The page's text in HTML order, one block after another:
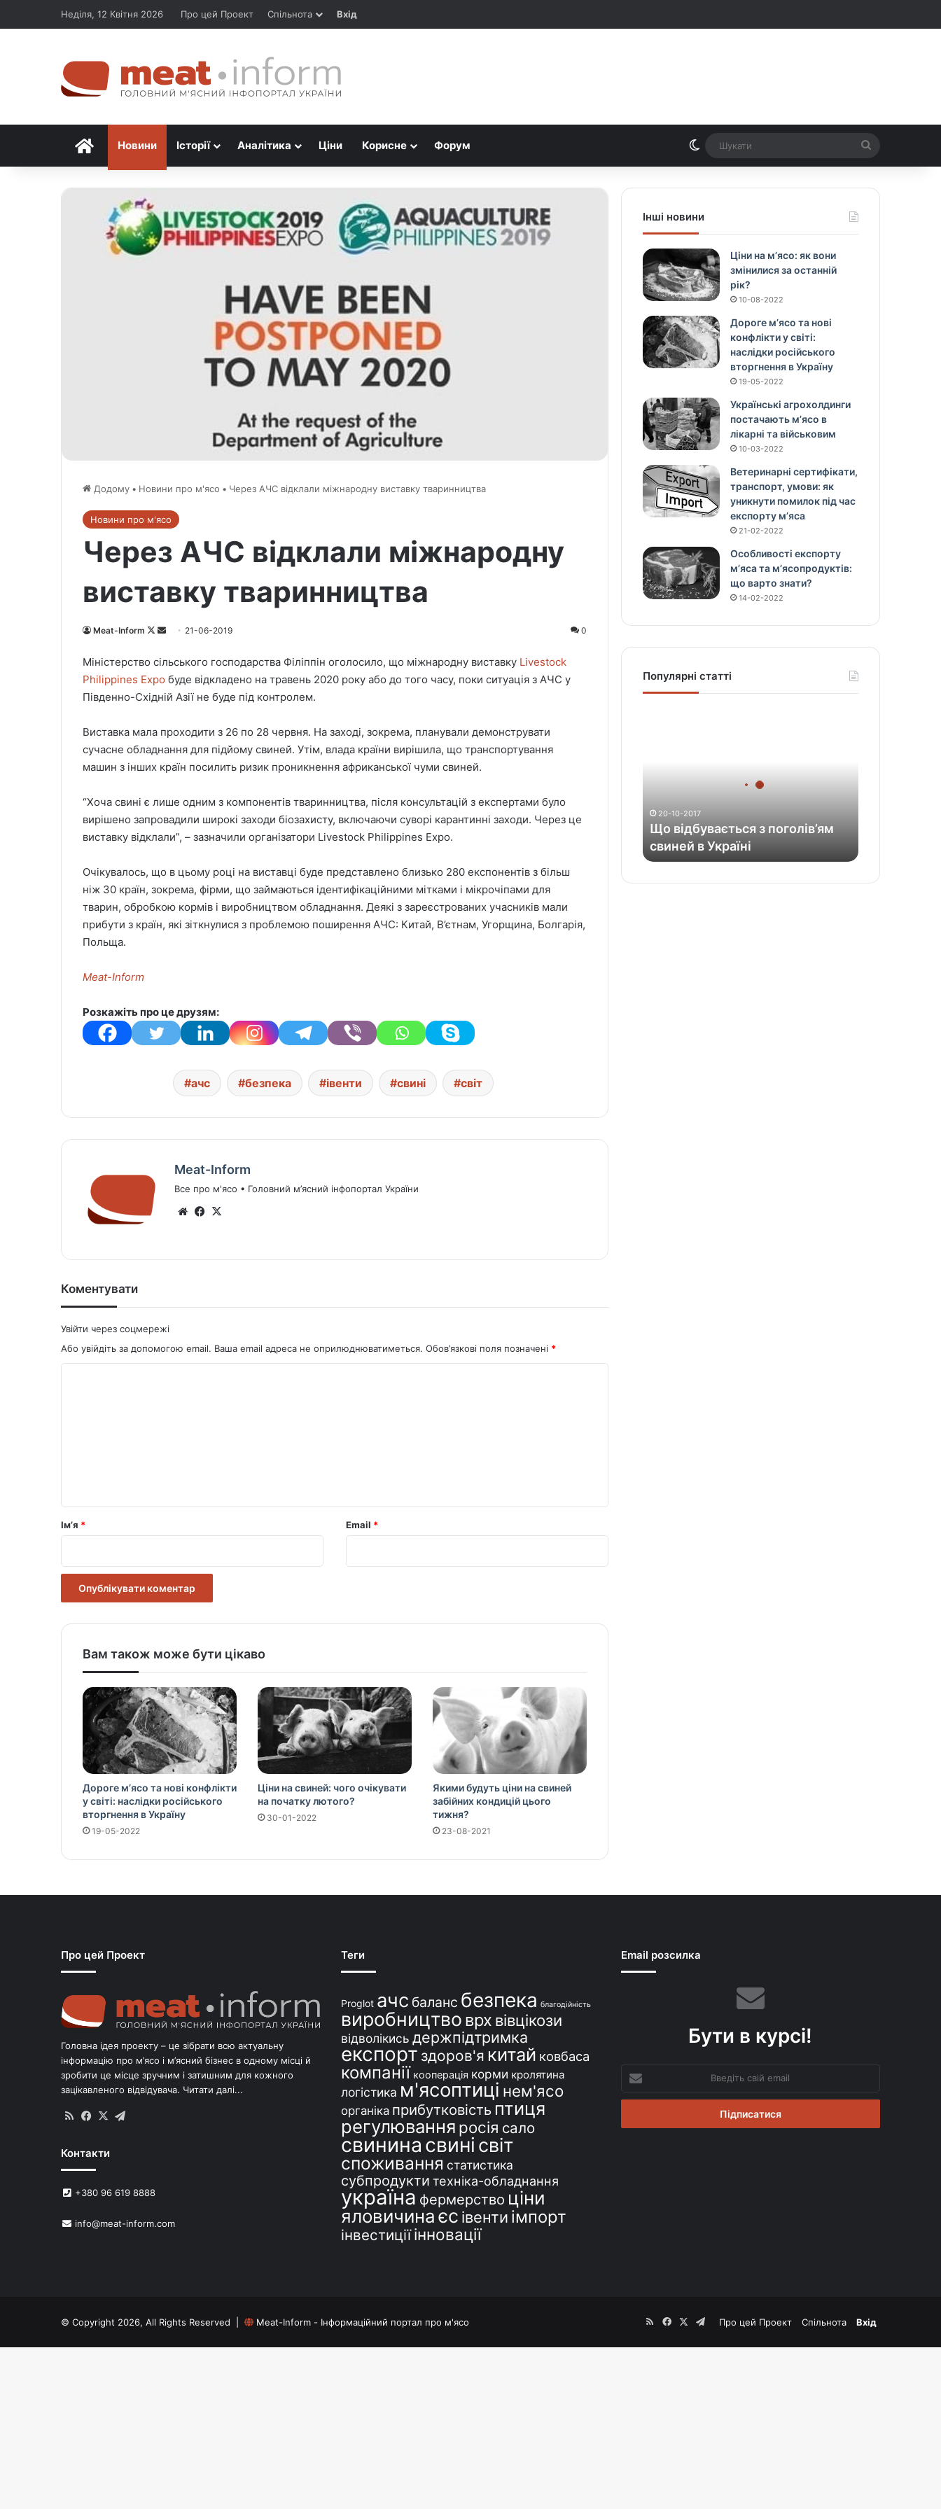
Неділя, 12 Квітня 2026 Про цей Проект Спільнота Вхід
ГоловнаНовини Історії Аналітика Ціни Корисне Форум Switch skin
Додому • Новини про м'ясо • Через АЧС відклали міжнародну виставку тваринництва
Новини про м'ясо
Через АЧС відклали міжнародну
виставку тваринництва
Meat-Inform
F
l
l
o
o
n
X
n
d
a
e
m
a
l
21-06-2019 0
Міністерство сільського господарства Філіппін оголосило, що міжнародну виставку Livestock
Philippines Expo буде відкладено на травень 2020 року або до того часу, поки ситуація з АЧС у
Південно-Східній Азії не буде під контролем.
Виставка мала проходити з 26 по 28 червня. На заході, зокрема, планували демонструвати
сучасне обладнання для підйому свиней. Утім, влада країни вирішила, що транспортування
машин з інших країн посилить ризик проникнення африканської чуми свиней.
“Хоча свині є лише одним з компонентів тваринництва, після консультацій з експертами було
вирішено запровадили широкі заходи біозахисту, включаючи суворі карантинні заходи. Через це
виставку відклали”, – зазначили організатори Livestock Philippines Expo.
Очікувалось, що в цьому році на виставці буде представлено близько 280 експонентів з більш
ніж 30 країн, зокрема, фірми, що займаються ідентифікаційними мітками і мікрочіпами для
тварин, обробкою кормів і виробництвом обладнання. Деякі з зареєстрованих учасників мали
прибути з країн, які зіткнулися з проблемою поширення АЧС: Китай, В’єтнам, Угорщина, Болгарія,
Польща.
Meat-Inform
Розкажіть про це друзям:
ачс безпека івенти свині світ
Meat-Inform
Все про м'ясо • Головний м’ясний інфопортал України
We Fa
ok
Коментувати
Увійти через соцмережі
Або увійдіть за допомогою email. Ваша email адреса не оприлюднюватиметься. Обов’язкові поля позначені *
р
Ім’я * Email *
Вам також може бути цікаво
Дороге м’ясо та нові конфлікти
у світі: наслідки російського
вторгнення в Україну
19-05-2022
Ціни на свиней: чого очікувати
на початку лютого?
30-01-2022
Якими будуть ціни на свиней
забійних кондицій цього
тижня?
23-08-2021
Інші новини
Ціни на м’ясо: як вони
змінилися за останній
рік?
10-08-2022
Дороге м’ясо та нові
конфлікти у світі:
наслідки російського
вторгнення в Україну
19-05-2022
Українські агрохолдинги
постачають м’ясо в
лікарні та військовим
10-03-2022
Ветеринарні сертифікати,
транспорт, умови: як
уникнути помилок під час
експорту м’яса
21-02-2022
Особливості експорту
м’яса та м’ясопродуктів:
що варто знати?
14-02-2022
Популярні статті
т
20-10-2017
Що відбувається з поголів’ям
свиней в Україні
Про цей Проект
Головна ідея проекту – це зібрати всю актуальну
інформацію про м’ясо і м’ясний бізнес в одному місці й
зробити це місце зручним і затишним для кожного
зацікавленого відвідувача. Читати далі...
RSS Facebook
X
Контакти
+380 96 619 8888
info@meat-inform.com
Теги
Proglot ачс баланс безпека благодійність
виробництво врх вівцікози
відволікись держпідтримка
експорт здоров'я китай ковбаса
компанії кооперація корми кролятина
логістика м'ясоптиці нем'ясо
органіка прибутковість птиця
регулювання росія сало
свинина свині світ
споживання статистика
субпродукти техніка-обладнання
україна фермерство ціни
яловичинаєс івенти імпорт
інвестиції інновації
Email розсилка
Бути в курсі!
Введіть
свій
email
© Copyright 2026, All Rights Reserved | Meat-Inform - Інформаційний портал про м'ясо Про цей Проект Спільнота Вхід
RSSFacebookTelegram